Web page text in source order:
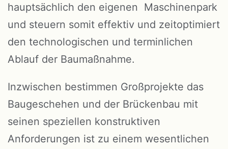
hauptsächlich den eigenen Maschinenpark
und steuern somit effektiv und zeitoptimiert
den technologischen und terminlichen
Ablauf der Baumaßnahme.
Inzwischen bestimmen Großprojekte das
Baugeschehen und der Brückenbau mit
seinen speziellen konstruktiven
Anforderungen ist zu einem wesentlichen